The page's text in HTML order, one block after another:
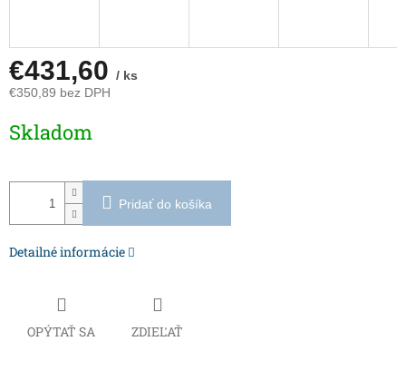
€431,60 / ks
€350,89 bez DPH
cena:
Skladom
Pridať do košíka
Detailné informácie
OPÝTAŤ SA ZDIEĽAŤ